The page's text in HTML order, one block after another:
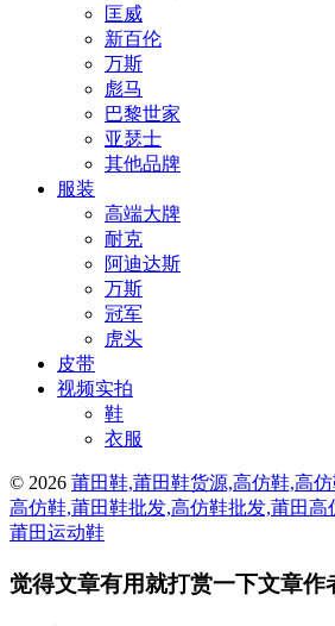
匡威
新百伦
万斯
彪马
巴黎世家
亚瑟士
其他品牌
服装
高端大牌
耐克
阿迪达斯
万斯
冠军
虎头
皮带
视频实拍
鞋
衣服
© 2026 莆田鞋,莆田鞋货源,高仿鞋,高
高仿鞋,莆田鞋批发,高仿鞋批发,莆田高
莆田运动鞋
觉得文章有用就打赏一下文章作